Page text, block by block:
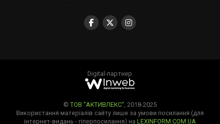
Digital-партнер
© ТОВ "АКТИВЛЕКС" , 2018-2025
Використання матеріалів сайту лише за умови посилання (для
інтернет-видань - гіперпосилання) на LEXINFORM.COM.UA